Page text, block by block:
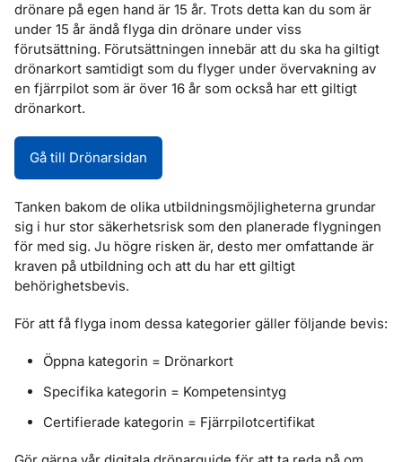
drönare på egen hand är 15 år. Trots detta kan du som är
under 15 år ändå flyga din drönare under viss
förutsättning. Förutsättningen innebär att du ska ha giltigt
drönarkort samtidigt som du flyger under övervakning av
en fjärrpilot som är över 16 år som också har ett giltigt
drönarkort.
Gå till Drönarsidan
Tanken bakom de olika utbildningsmöjligheterna grundar
sig i hur stor säkerhetsrisk som den planerade flygningen
för med sig. Ju högre risken är, desto mer omfattande är
kraven på utbildning och att du har ett giltigt
behörighetsbevis.
För att få flyga inom dessa kategorier gäller följande bevis:
Öppna kategorin = Drönarkort
Specifika kategorin = Kompetensintyg
Certifierade kategorin = Fjärrpilotcertifikat